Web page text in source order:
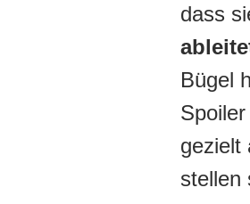
dass
Bügel
gezielt
stellen